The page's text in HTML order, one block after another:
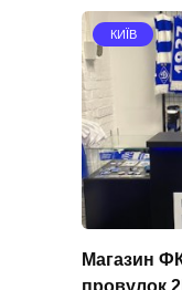
КИЇВ
Магазин
провулок